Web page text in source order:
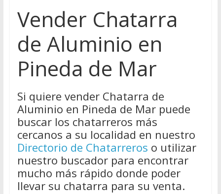
Vender Chatarra
de Aluminio en
Pineda de Mar
Si quiere vender Chatarra de
Aluminio en Pineda de Mar puede
buscar los chatarreros más
cercanos a su localidad en nuestro
Directorio de Chatarreros o utilizar
nuestro buscador para encontrar
mucho más rápido donde poder
llevar su chatarra para su venta.